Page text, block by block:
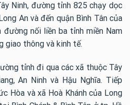
Ninh, đường tỉnh 825 chạy dọc
An và đến quận Bình Tân của
đường nối liền ba tỉnh miền Nam
giao thông và kinh tế.
tỉnh đi qua các xã thuộc Tây
An Ninh và Hậu Nghĩa. Tiếp
Hòa và xã Hoà Khánh của Long